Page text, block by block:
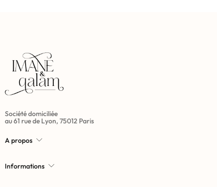
Société domiciliée
au 61 rue de Lyon, 75012 Paris
A propos
Informations